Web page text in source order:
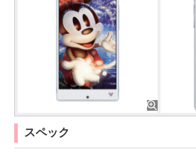
スペック